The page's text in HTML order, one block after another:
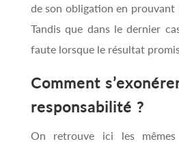
de son obligation en prouvant
Tandis que dans le dernier
faute lorsque le résultat promis
Comment
responsabilité ?
On retrouve ici les